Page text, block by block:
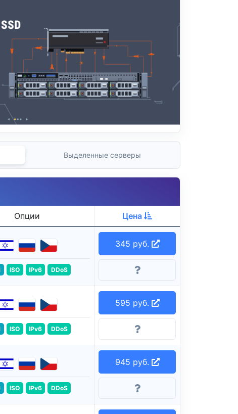
Выделенные серверы
Опции Цена
ISO IPv6 DDoS
345 руб.
ISO IPv6 DDoS
595 руб.
ISO IPv6 DDoS
945 руб.